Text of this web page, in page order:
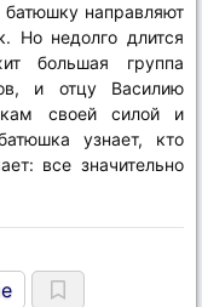
батюшку направляют
Но недолго длится
большая группа
и отцу Василию
своей силой и
узнает, кто
все значительно